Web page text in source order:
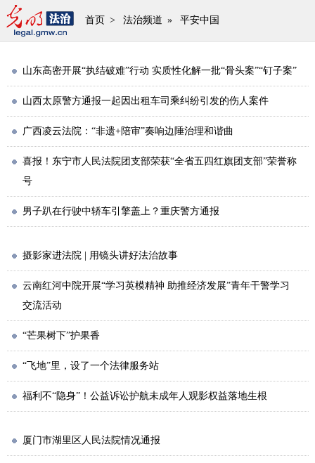
首页 > 法治频道 » 平安中国
山东高密开展“执结破难”行动 实质性化解一批“骨头案”“钉子案”
山西太原警方通报一起因出租车司乘纠纷引发的伤人案件
广西凌云法院：“非遗+陪审”奏响边陲治理和谐曲
喜报！东宁市人民法院团支部荣获“全省五四红旗团支部”荣誉称
号
男子趴在行驶中轿车引擎盖上？重庆警方通报
摄影家进法院 | 用镜头讲好法治故事
云南红河中院开展“学习英模精神 助推经济发展”青年干警学习
交流活动
“芒果树下”护果香
“飞地”里，设了一个法律服务站
福利不“隐身”！公益诉讼护航未成年人观影权益落地生根
厦门市湖里区人民法院情况通报